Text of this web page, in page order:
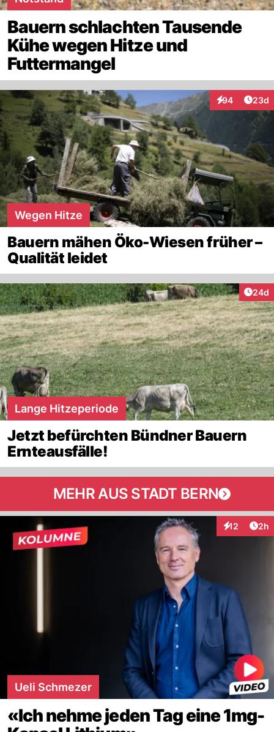
Bauern schlachten Tausende
Kühe wegen Hitze und
Futtermangel
94
Interaktionen
23d
Wegen Hitze
Bauern mähen Öko-Wiesen früher –
Qualität leidet
24d
Lange Hitzeperiode
Jetzt befürchten Bündner Bauern
Ernteausfälle!
MEHR AUS STADT BERN
12
Interaktionen
2h
Ueli Schmezer
«Ich nehme jeden Tag eine 1mg-